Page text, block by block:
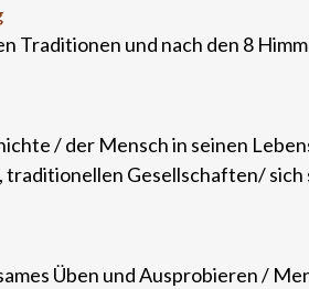
Traditionen und nach den 8
/ der Mensch in seinen
Gesellschaften/
Üben und Ausprobieren /